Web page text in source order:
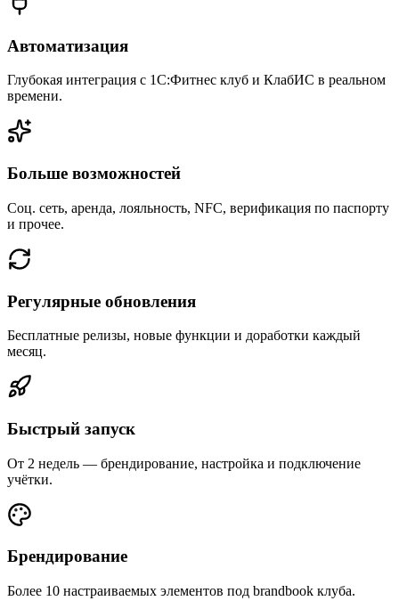
Автоматизация
Глубокая интеграция с 1С:Фитнес клуб и КлабИС в реальном
времени.
Больше возможностей
Соц. сеть, аренда, лояльность, NFC, верификация по паспорту
и прочее.
Регулярные обновления
Бесплатные релизы, новые функции и доработки каждый
месяц.
Быстрый запуск
От 2 недель — брендирование, настройка и подключение
учётки.
Брендирование
Более 10 настраиваемых элементов под brandbook клуба.